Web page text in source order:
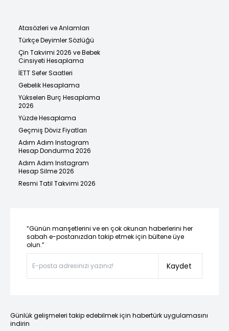
Atasözleri ve Anlamları
Türkçe Deyimler Sözlüğü
Çin Takvimi 2026 ve Bebek
Cinsiyeti Hesaplama
İETT Sefer Saatleri
Gebelik Hesaplama
Yükselen Burç Hesaplama
2026
Yüzde Hesaplama
Geçmiş Döviz Fiyatları
Adım Adım Instagram
Hesap Dondurma 2026
Adım Adım Instagram
Hesap Silme 2026
Resmi Tatil Takvimi 2026
“Günün manşetlerini ve en çok okunan haberlerini her
sabah e-postanızdan takip etmek için bültene üye
olun.”
Kaydet
Günlük gelişmeleri takip edebilmek için habertürk uygulamasını
indirin